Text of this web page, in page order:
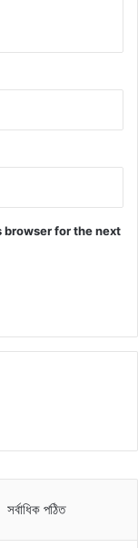
browser for the next
সর্বাধিক পঠিত